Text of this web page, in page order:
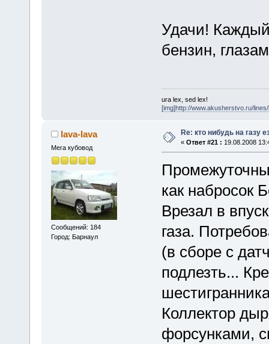
Удачи!
бензин,
ura lex, sed lex!
[img]http://www.akusherstvo.ru/lines/
lava-lava
Мега кубовод
Сообщений: 184
Город: Барнаул
Re: кто нибудь на газу
« Ответ #21 : 19.08.2008
как набросок
Врезал в
газа.
(в сборе с
подлезть...
Коллектор
форсунками,